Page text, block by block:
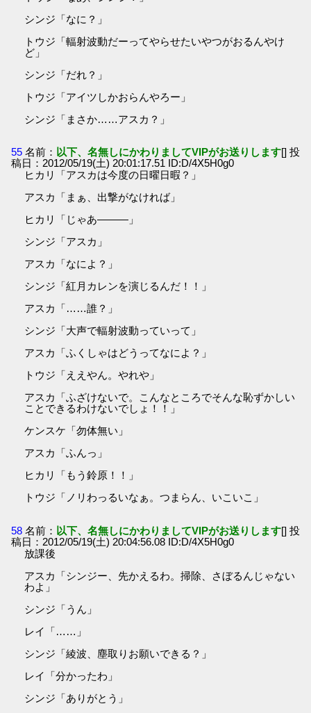
シンジ「なに？」
トウジ「輻射波動だーってやらせたいやつがおるんやけ
ど」
シンジ「だれ？」
トウジ「アイツしかおらんやろー」
シンジ「まさか……アスカ？」
55 名前： 以下、名無しにかわりましてVIPがお送りします[] 投
稿日：2012/05/19(土) 20:01:17.51 ID:D/4X5H0g0
ヒカリ「アスカは今度の日曜日暇？」
アスカ「まぁ、出撃がなければ」
ヒカリ「じゃあ―――」
シンジ「アスカ」
アスカ「なによ？」
シンジ「紅月カレンを演じるんだ！！」
アスカ「……誰？」
シンジ「大声で輻射波動っていって」
アスカ「ふくしゃはどうってなによ？」
トウジ「ええやん。やれや」
アスカ「ふざけないで。こんなところでそんな恥ずかしい
ことできるわけないでしょ！！」
ケンスケ「勿体無い」
アスカ「ふんっ」
ヒカリ「もう鈴原！！」
トウジ「ノリわっるいなぁ。つまらん、いこいこ」
58 名前： 以下、名無しにかわりましてVIPがお送りします[] 投
稿日：2012/05/19(土) 20:04:56.08 ID:D/4X5H0g0
放課後
アスカ「シンジー、先かえるわ。掃除、さぼるんじゃない
わよ」
シンジ「うん」
レイ「……」
シンジ「綾波、塵取りお願いできる？」
レイ「分かったわ」
シンジ「ありがとう」